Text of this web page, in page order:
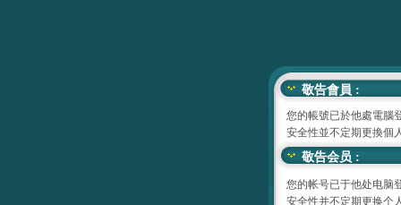
敬告會員 :
您的帳號已於他處電腦
安全性並不定期更換個
敬告会员 :
您的帐号已于他处电脑
安全性并不定期更换个